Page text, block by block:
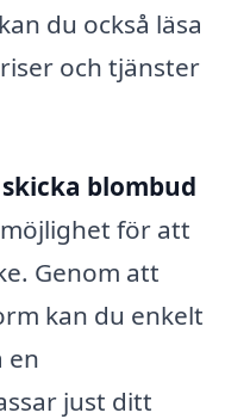
du också läsa
och tjänster
skicka blombud
för att
Genom att
kan du enkelt
en
just ditt